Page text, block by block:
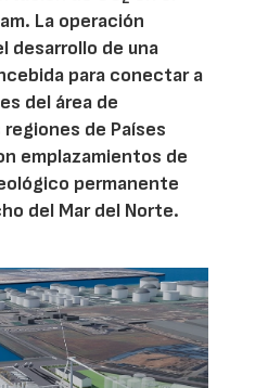
La operación
desarrollo de una
para conectar a
del área de
de Países
emplazamientos de
permanente
del Mar del Norte.